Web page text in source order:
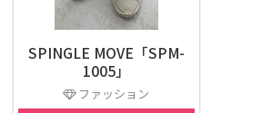
SPINGLE MOVE「SPM-
1005」
ファッション